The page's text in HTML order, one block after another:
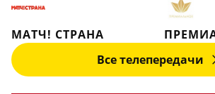
МАТЧ! СТРАНА
Все телепередачи